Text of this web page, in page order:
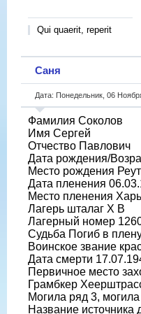
Qui quaerit, reperit
Саня
Дата: Понедельник, 06
Фамилия Соколов
Имя Сергей
Отчество Павлович
Дата рождения/
Место рождения
Дата пленения
Место пленения
Лагерь шталаг X B
Лагерный номер
Судьба Погиб в
Воинское звание
Дата смерти
Первичное место
Грамбкер
Могила ряд 3,
Название